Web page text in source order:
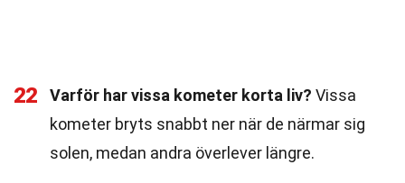
22 Varför har vissa kometer korta liv? Vissa
kometer bryts snabbt ner när de närmar sig
solen, medan andra överlever längre.